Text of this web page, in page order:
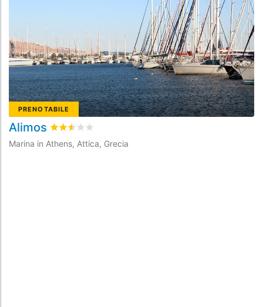
PRENOTABILE
Alimos Valutato2.5
Marina in Athens, Attica, Grecia